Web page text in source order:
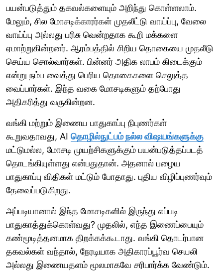
பயன்படுத்தும் தகவல்களையும் அறிந்து கொள்ளலாம்.
மேலும், சில மோசடிக்காரர்கள் முதலீட்டு வாய்ப்பு, வேலை
வாய்ப்பு அல்லது பரிசு வென்றதாக கூறி மக்களை
ஏமாற்றுகின்றனர். ஆரம்பத்தில் சிறிய தொகையை முதலீடு
செய்ய சொல்வார்கள். பின்னர் அதிக லாபம் கிடைக்கும்
என்று நம்ப வைத்து பெரிய தொகைகளை செலுத்த
வைப்பார்கள். இந்த வகை மோசடிகளும் தற்போது
அதிகரித்து வருகின்றன.
வங்கி மற்றும் இணைய பாதுகாப்பு நிபுணர்கள்
கூறுவதாவது, AI தொழில்நுட்பம் நல்ல விஷயங்களுக்கு
மட்டுமல்ல, மோசடி முயற்சிகளுக்கும் பயன்படுத்தப்படத்
தொடங்கியுள்ளது என்பதுதான். அதனால் பழைய
பாதுகாப்பு விதிகள் மட்டும் போதாது. புதிய விழிப்புணர்வும்
தேவைப்படுகிறது.
அப்படியானால் இந்த மோசடிகளில் இருந்து எப்படி
பாதுகாத்துக்கொள்வது? முதலில், எந்த இணைப்பையும்
கண்மூடித்தனமாக திறக்கக்கூடாது. வங்கி தொடர்பான
தகவல்கள் வந்தால், நேரடியாக அதிகாரப்பூர்வ செயலி
அல்லது இணையதளம் மூலமாகவே சரிபார்க்க வேண்டும்.